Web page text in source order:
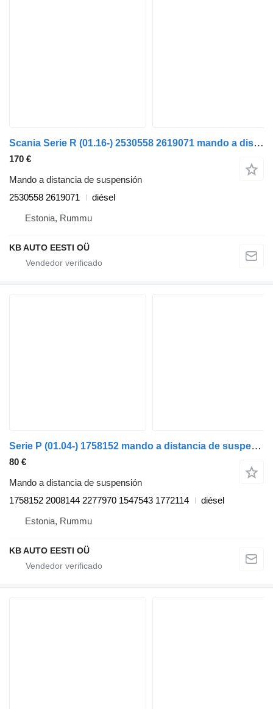
Scania Serie R (01.16-) 2530558 2619071 mando a distancia de suspensión para Scania L,P,G,R,S camión
170 €
Mando a distancia de suspensión
2530558 2619071
diésel
Estonia, Rummu
KB AUTO EESTI OÜ
Serie P (01.04-) 1758152 mando a distancia de suspensión para Scania P,G,R,T-series (2004-2017) camión
80 €
Mando a distancia de suspensión
1758152 2008144 2277970 1547543 1772114
diésel
Estonia, Rummu
KB AUTO EESTI OÜ